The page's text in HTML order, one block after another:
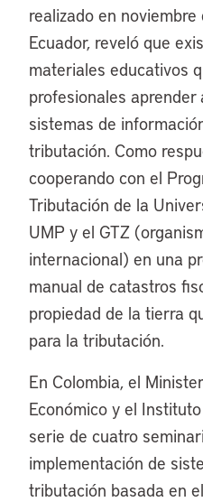
realizado en
Ecuador, reveló que
materiales educativos
profesionales
sistemas de
tributación. Como
cooperando con el
Tributación de la
UMP y el GTZ
internacional) en una
manual de catastros
propiedad de la tierra
para la tributación.
En Colombia, el
Económico y el
serie de cuatro
implementación de
tributación basada en